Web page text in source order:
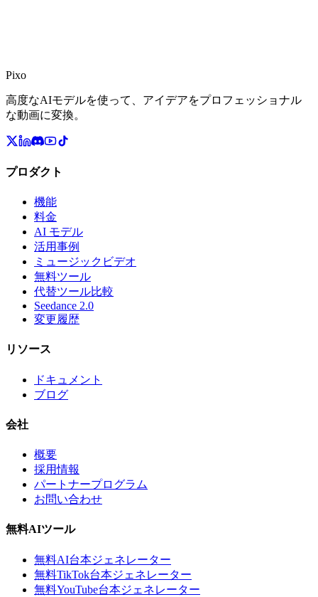
Pixo
高度なAIモデルを使って、アイデアをプロフェッショナル
な動画に変換。
プロダクト
機能
料金
AI モデル
活用事例
ミュージックビデオ
無料ツール
代替ツール比較
Seedance 2.0
変更履歴
リソース
ドキュメント
ブログ
会社
概要
採用情報
パートナープログラム
お問い合わせ
無料AIツール
無料AI台本ジェネレーター
無料TikTok台本ジェネレーター
無料YouTube台本ジェネレーター